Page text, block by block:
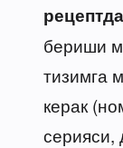
рецептда
бериши
тизимга
керак
серияси,